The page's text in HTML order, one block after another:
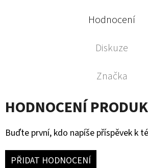
Hodnocení
Diskuze
Značka
HODNOCENÍ
Buďte první, kdo napíše příspěvek k
PŘIDAT HODNOCENÍ